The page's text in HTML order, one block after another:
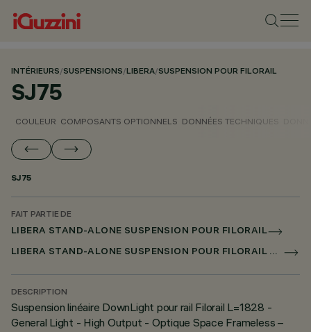
INTÉRIEURS/SUSPENSIONS/LIBERA/SUSPENSION POUR FILORAIL
SJ75
COULEUR COMPOSANTS OPTIONNELS DONNÉES TECHNIQUES
SJ75
FAIT PARTIE DE
LIBERA STAND-ALONE SUSPENSION POUR FILORAIL
LIBERA STAND-ALONE SUSPENSION POUR FILORAIL DALI POWERLINE
DESCRIPTION
Suspension linéaire DownLight pour rail Filorail L=1828 -
General Light - High Output - Optique Space Frameless –